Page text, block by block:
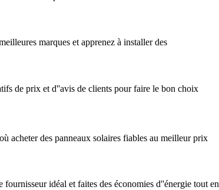
marques et apprenez à installer des
de prix et d''avis de clients pour faire le bon choix
acheter des panneaux solaires fiables au meilleur prix
idéal et faites des économies d''énergie tout en